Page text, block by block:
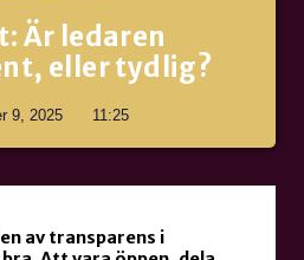
Är ledaren
eller tydlig?
9, 2025 11:25
av transparens i